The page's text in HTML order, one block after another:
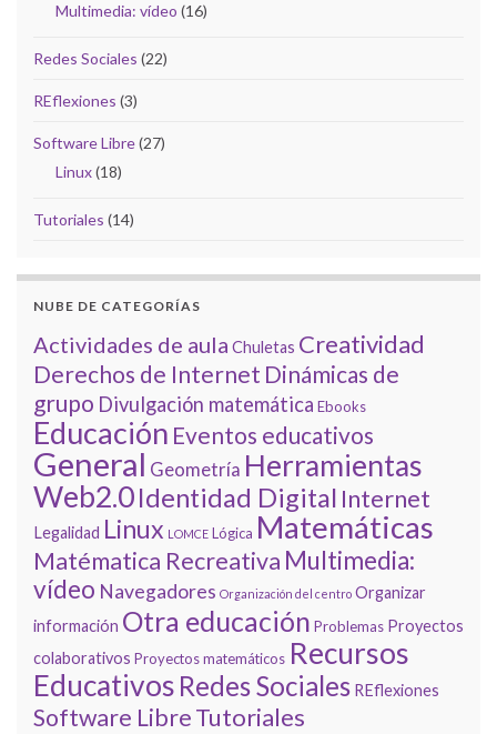
Multimedia: vídeo (16)
Redes Sociales (22)
REflexiones (3)
Software Libre(27)
Linux(18)
Tutoriales (14)
NUBE DE CATEGORÍAS
Actividades de aula Chuletas Creatividad
Derechos de Internet Dinámicas de
grupo Divulgación matemática Ebooks
Educación Eventos educativos
General Geometría Herramientas
Web2.0Identidad Digital Internet
Legalidad Linux LOMCE Lógica Matemáticas
Matématica Recreativa Multimedia:
vídeo Navegadores Organización del centro Organizar
información Otra educación Problemas Proyectos
colaborativos Proyectos matemáticos Recursos
Educativos Redes Sociales REflexiones
Software LibreTutoriales